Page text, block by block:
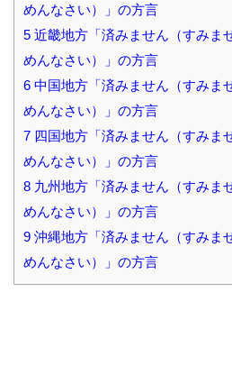
めんなさい）」の方言
5 近畿地方「済みません（すみま
めんなさい）」の方言
6 中国地方「済みません（すみま
めんなさい）」の方言
7 四国地方「済みません（すみま
めんなさい）」の方言
8 九州地方「済みません（すみま
めんなさい）」の方言
9 沖縄地方「済みません（すみま
めんなさい）」の方言